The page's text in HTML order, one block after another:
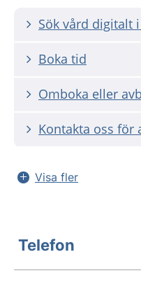
Sök vård digitalt
Boka tid
Omboka eller
Kontakta oss för
Visa fler
Telefon